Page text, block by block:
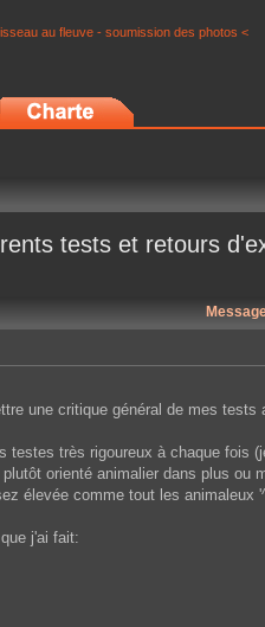
au fleuve - soumission des photos <
tests et retours
une critique général de mes
très rigoureux à chaque
orienté animalier dans plus
élevée comme tout les
j'ai fait: